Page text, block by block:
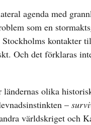
agenda med
som en
Stockholms kontakter
Och det förklaras
olika
–
världskriget och